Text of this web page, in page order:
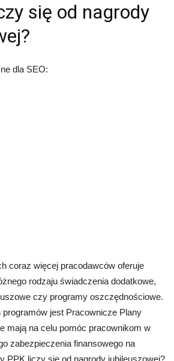
się od nagrody
dla SEO:
coraz więcej pracodawców oferuje
rodzaju świadczenia dodatkowe,
czy programy oszczędnościowe.
jest Pracownicze Plany
mają na celu pomóc pracownikom w
zabezpieczenia finansowego na